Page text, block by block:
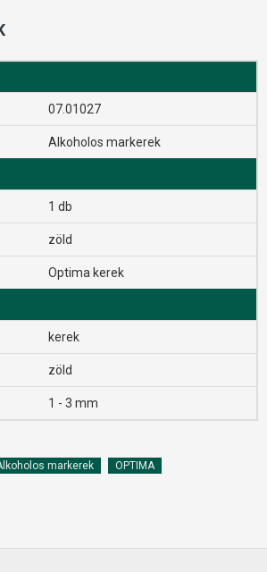
07.01027
Alkoholos markerek
1 db
zöld
Optima kerek
kerek
zöld
1 - 3 mm
markerek OPTIMA